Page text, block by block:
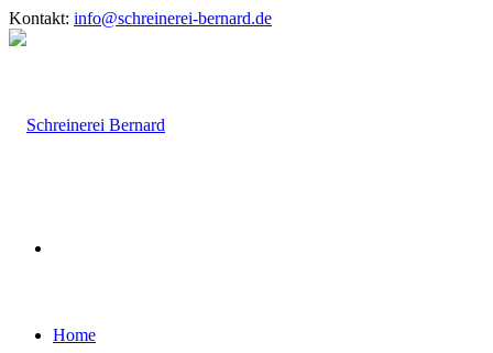
Kontakt: info@schreinerei-bernard.de
Home